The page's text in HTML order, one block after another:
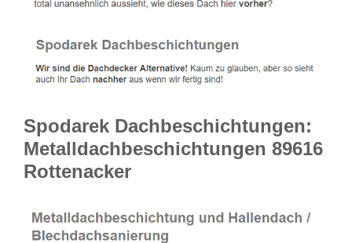
Spodarek Dachbeschichtungen:
Metalldachbeschichtungen 89616
Rottenacker